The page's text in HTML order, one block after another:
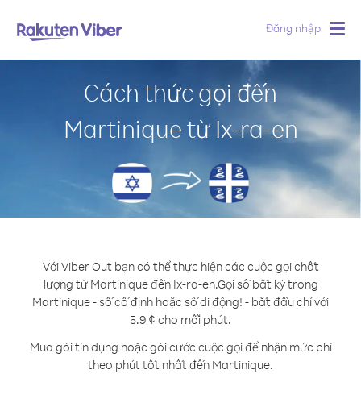
Đăng nhập
Cách thức gọi đến
Martinique từ Ix-ra-en
Với Viber Out bạn có thể thực hiện các cuộc gọi chất
lượng từ Martinique đến Ix-ra-en.Gọi số bất kỳ trong
Martinique - số cố định hoặc số di động! - bắt đầu chỉ với
5.9 ¢ cho mỗi phút.
Mua gói tín dụng hoặc gói cước cuộc gọi để nhận mức phí
theo phút tốt nhất đến Martinique.